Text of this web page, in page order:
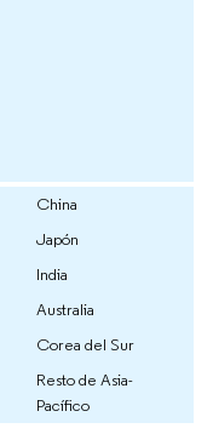
China
Japón
India
Australia
Corea del Sur
Resto de Asia-
Pacífico